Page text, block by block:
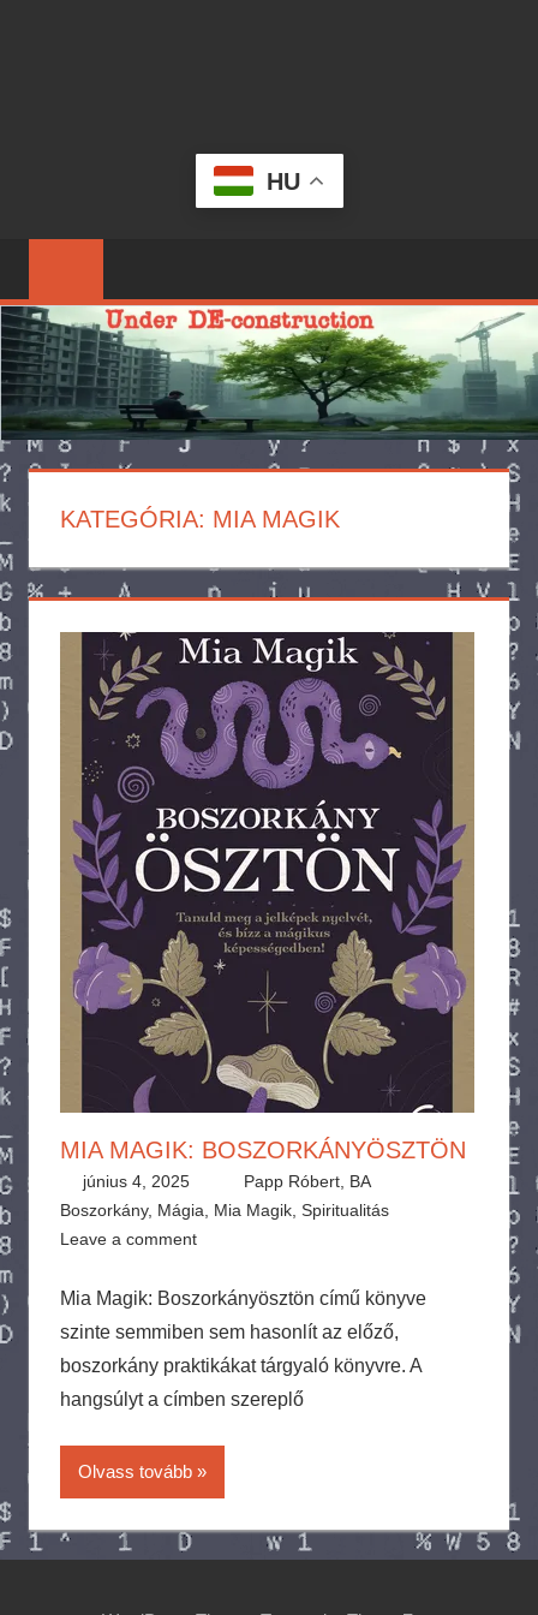
HU
KATEGÓRIA: MIA MAGIK
MIA MAGIK: BOSZORKÁNYÖSZTÖN
június 4, 2025
Papp Róbert, BA
Boszorkány, Mágia Mia Magik, Spiritualitás
Leave a comment
Mia Magik: Boszorkányösztön című könyve
szinte semmiben sem hasonlít az előző,
boszorkány praktikákat tárgyaló könyvre. A
hangsúlyt a címben szereplő
Olvass tovább